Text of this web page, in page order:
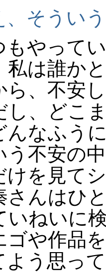
、そうい
もやって
私は誰か
ら、不安
し、どこ
んなふう
う不安の
けを見て
さんはひ
いねいに
ゴや作品
よう思っ